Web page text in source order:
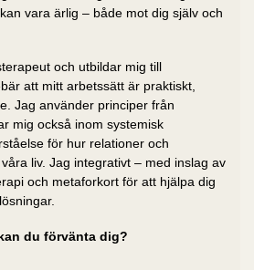
vara ärlig – både mot dig själv och
och utbildar mig till
att mitt arbetssätt är praktiskt,
Jag använder principer från
mig också inom systemisk
för hur relationer och
liv. Jag integrativt – med inslag av
och metaforkort för att hjälpa dig
du förvänta dig?